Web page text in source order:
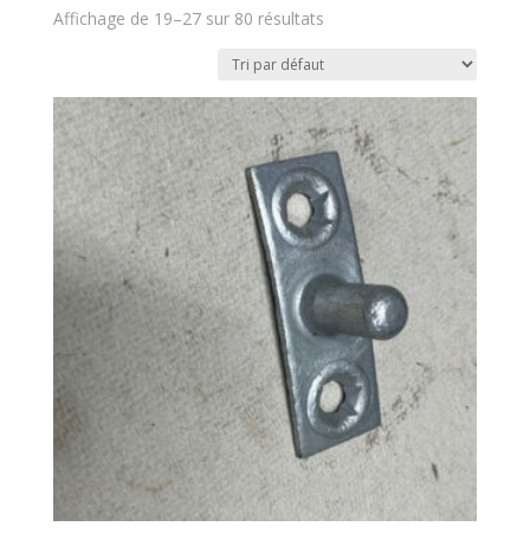
Affichage de 19–27 sur 80 résultats